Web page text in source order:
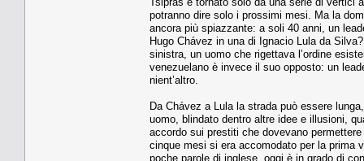
potranno dire solo i prossimi mesi. Ma la
ancora più spiazzante: a soli 40 anni, un
Hugo Chávez in una di Ignacio Lula da
sinistra, un uomo che rigettava l’ordine
venezuelano è invece il suo opposto: un
nient’altro.
Da Chávez a Lula la strada può essere
uomo, blindato dentro altre idee e illusioni,
accordo sui prestiti che dovevano
cinque mesi si era accomodato per la prima
poche parole di inglese, oggi è in grado di